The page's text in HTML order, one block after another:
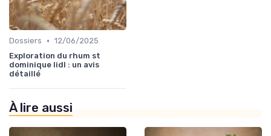
Dossiers • 12/06/2025
Exploration du rhum st
dominique lidl : un avis
détaillé
À lire aussi